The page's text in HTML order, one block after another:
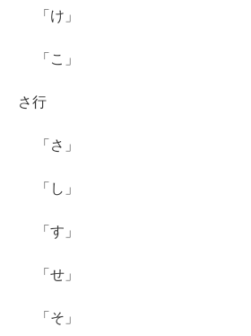
「け」
「こ」
さ行
「さ」
「し」
「す」
「せ」
「そ」